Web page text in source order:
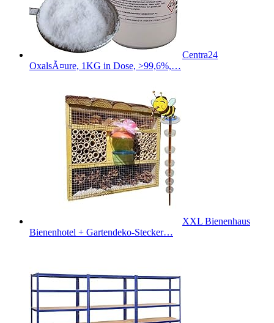
Centra24
OxalsÃ¤ure, 1KG in Dose, >99,6%,…
XXL Bienenhaus
Bienenhotel + Gartendeko-Stecker…